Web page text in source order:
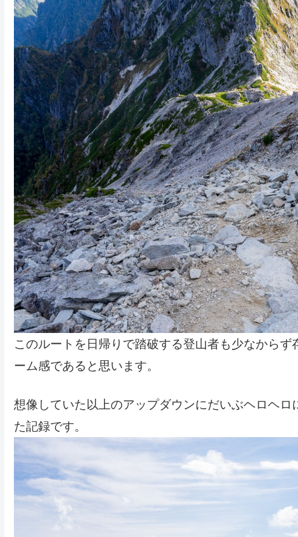
このルートを日帰りで踏破する登山者も少なから
ーム感であると思います。
想像していた以上のアップダウンにだいぶヘロヘ
た記録です。